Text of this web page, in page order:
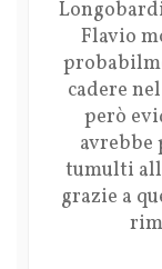
Flavio
cadere
però
avrebbe
tumulti
grazie a